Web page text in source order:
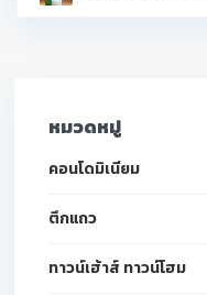
หมวดหมู่
คอนโดมิเนียม
ตึกแถว
ทาวน์เฮ้าส์ ทาวน์โฮม